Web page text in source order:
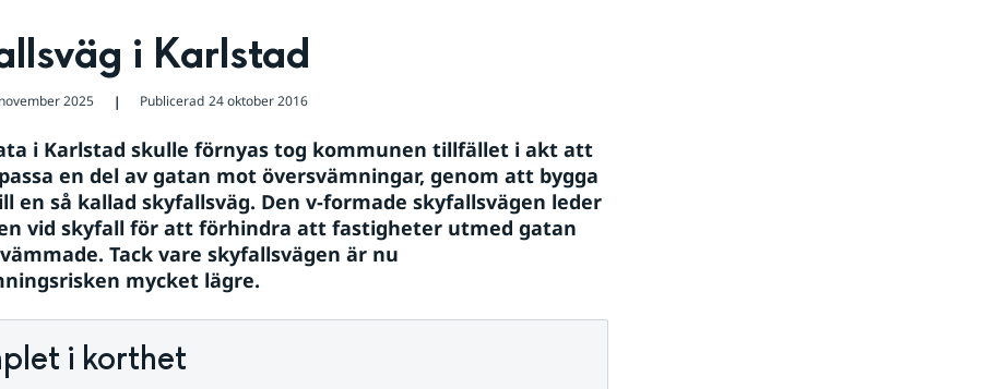
i Karlstad
2025 ❘ Publicerad 24 oktober 2016
i Karlstad skulle förnyas tog kommunen tillfället i akt att
en del av gatan mot översvämningar, genom att bygga
en så kallad skyfallsväg. Den v-formade skyfallsvägen leder
vid skyfall för att förhindra att fastigheter utmed gatan
Tack vare skyfallsvägen är nu
mycket lägre.
i korthet